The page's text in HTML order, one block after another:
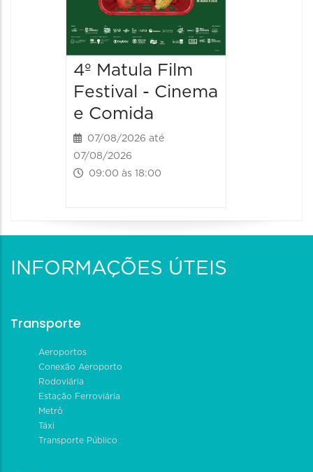
4º Matula Film
Festival - Cinema
e Comida
07/08/2026 até
07/08/2026
09:00 às 18:00
INFORMAÇÕES ÚTEIS
Transporte
Aeroportos
Conexão Aeroporto
Rodoviária
Estação Ferroviária
Metrô
Táxi
Transporte Público